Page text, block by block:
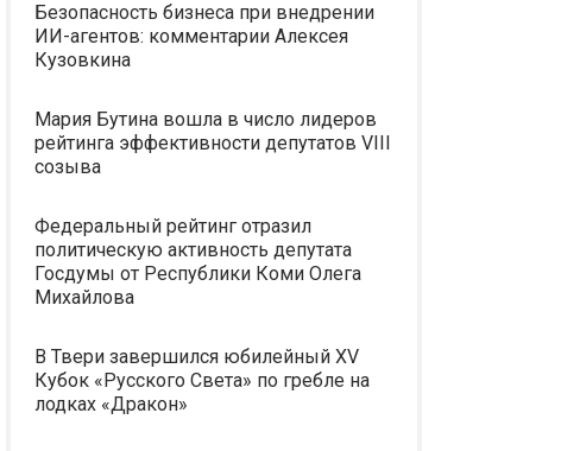
Безопасность бизнеса при внедрении
ИИ-агентов: комментарии Алексея
Кузовкина
Мария Бутина вошла в число лидеров
рейтинга эффективности депутатов VIII
созыва
Федеральный рейтинг отразил
политическую активность депутата
Госдумы от Республики Коми Олега
Михайлова
В Твери завершился юбилейный XV
Кубок «Русского Света» по гребле на
лодках «Дракон»